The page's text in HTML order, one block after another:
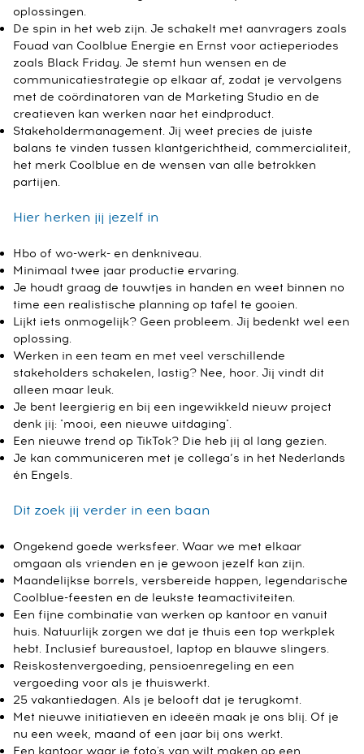
oplossingen.
De spin in het web zijn. Je schakelt met aanvragers zoals
Fouad van Coolblue Energie en Ernst voor actieperiodes
zoals Black Friday. Je stemt hun wensen en de
communicatiestrategie op elkaar af, zodat je vervolgens
met de coördinatoren van de Marketing Studio en de
creatieven kan werken naar het eindproduct.
Stakeholdermanagement. Jij weet precies de juiste
balans te vinden tussen klantgerichtheid, commercialiteit,
het merk Coolblue en de wensen van alle betrokken
partijen.
Hier herken jij jezelf in
Hbo of wo-werk- en denkniveau.
Minimaal twee jaar productie ervaring.
Je houdt graag de touwtjes in handen en weet binnen no
time een realistische planning op tafel te gooien.
Lijkt iets onmogelijk? Geen probleem. Jij bedenkt wel een
oplossing.
Werken in een team en met veel verschillende
stakeholders schakelen, lastig? Nee, hoor. Jij vindt dit
alleen maar leuk.
Je bent leergierig en bij een ingewikkeld nieuw project
denk jij: "mooi, een nieuwe uitdaging".
Een nieuwe trend op TikTok? Die heb jij al lang gezien.
Je kan communiceren met je collega’s in het Nederlands
én Engels.
Dit zoek jij verder in een baan
Ongekend goede werksfeer. Waar we met elkaar
omgaan als vrienden en je gewoon jezelf kan zijn.
Maandelijkse borrels, versbereide happen, legendarische
Coolblue-feesten en de leukste teamactiviteiten.
Een fijne combinatie van werken op kantoor en vanuit
huis. Natuurlijk zorgen we dat je thuis een top werkplek
hebt. Inclusief bureaustoel, laptop en blauwe slingers.
Reiskostenvergoeding, pensioenregeling en een
vergoeding voor als je thuiswerkt.
25 vakantiedagen. Als je belooft dat je terugkomt.
Met nieuwe initiatieven en ideeën maak je ons blij. Of je
nu een week, maand of een jaar bij ons werkt.